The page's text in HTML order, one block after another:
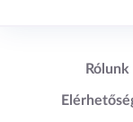
Lábléc1
Rólunk